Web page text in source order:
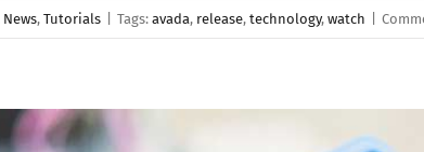
News, Tutorials Tags: avada, release, technology, watch